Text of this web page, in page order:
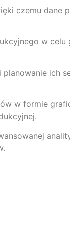
czemu dane
w
ich
w formie